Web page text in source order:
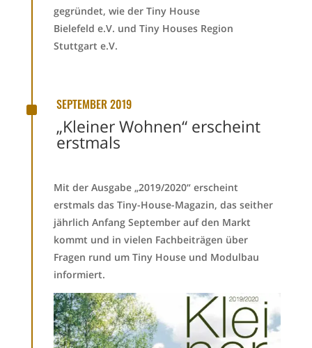
gegründet, wie der Tiny House
Bielefeld e.V. und Tiny Houses Region
Stuttgart e.V.
^ SEPTEMBER 2019
„Kleiner Wohnen“ erscheint
erstmals
Mit der Ausgabe „2019/2020“ erscheint
erstmals das Tiny-House-Magazin, das seither
jährlich Anfang September auf den Markt
kommt und in vielen Fachbeiträgen über
Fragen rund um Tiny House und Modulbau
informiert.